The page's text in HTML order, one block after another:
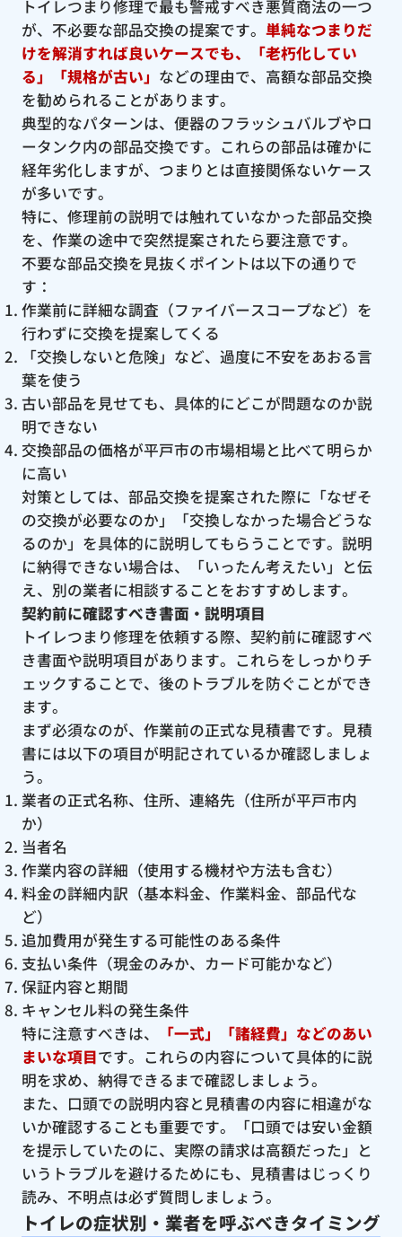
トイレつまり修理で最も警戒すべき悪質商法の一つ
が、不必要な部品交換の提案です。 単純なつまりだ
けを解消すれば良いケースでも、「老朽化してい
る」「規格が古い」 などの理由で、高額な部品交換
を勧められることがあります。
典型的なパターンは、便器のフラッシュバルブやロ
ータンク内の部品交換です。これらの部品は確かに
経年劣化しますが、つまりとは直接関係ないケース
が多いです。
特に、修理前の説明では触れていなかった部品交換
を、作業の途中で突然提案されたら要注意です。
不要な部品交換を見抜くポイントは以下の通りで
す：
作業前に詳細な調査（ファイバースコープなど）を
行わずに交換を提案してくる
「交換しないと危険」など、過度に不安をあおる言
葉を使う
古い部品を見せても、具体的にどこが問題なのか説
明できない
交換部品の価格が平戸市の市場相場と比べて明らか
に高い
対策としては、部品交換を提案された際に「なぜそ
の交換が必要なのか」「交換しなかった場合どうな
るのか」を具体的に説明してもらうことです。説明
に納得できない場合は、「いったん考えたい」と伝
え、別の業者に相談することをおすすめします。
契約前に確認すべき書面・説明項目
トイレつまり修理を依頼する際、契約前に確認すべ
き書面や説明項目があります。これらをしっかりチ
ェックすることで、後のトラブルを防ぐことができ
ます。
まず必須なのが、作業前の正式な見積書です。見積
書には以下の項目が明記されているか確認しましょ
う。
業者の正式名称、住所、連絡先（住所が平戸市内
か）
当者名
作業内容の詳細（使用する機材や方法も含む）
料金の詳細内訳（基本料金、作業料金、部品代な
ど）
追加費用が発生する可能性のある条件
支払い条件（現金のみか、カード可能かなど）
保証内容と期間
キャンセル料の発生条件
特に注意すべきは、
「一式」「諸経費」などのあい
まいな項目です。これらの内容について具体的に説
明を求め、納得できるまで確認しましょう。
また、口頭での説明内容と見積書の内容に相違がな
いか確認することも重要です。「口頭では安い金額
を提示していたのに、実際の請求は高額だった」と
いうトラブルを避けるためにも、見積書はじっくり
読み、不明点は必ず質問しましょう。
トイレの症状別・業者を呼ぶべきタイミング